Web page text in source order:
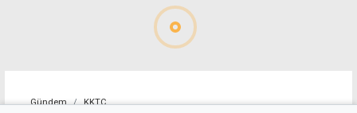
Gündem KKTC